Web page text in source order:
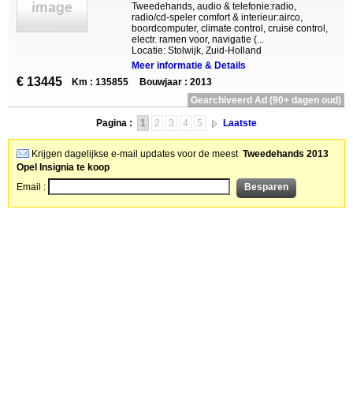
Tweedehands, audio & telefonie:radio,
radio/cd-speler comfort & interieur:airco,
boordcomputer, climate control, cruise control,
electr. ramen voor, navigatie (...
Locatie: Stolwijk, Zuid-Holland
Meer informatie & Details
€ 13445 Km : 135855
Bouwjaar : 2013
Gearchiveerd Ad (90+ dagen oud)
Pagina : 1 2 3 4 5 Laatste
Krijgen dagelijkse e-mail updates voor de meest Tweedehands 2013
Opel Insignia te koop
Email :